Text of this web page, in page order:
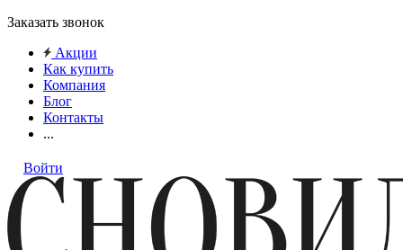
Заказать звонок
Акции
Как купить
Компания
Блог
Контакты
...
Войти